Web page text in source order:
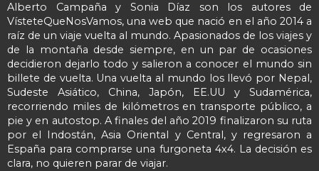
Alberto Campaña y Sonia Díaz son los autores de
VísteteQueNosVamos, una web que nació en el año 2014 a
raíz de un viaje vuelta al mundo. Apasionados de los viajes y
de la montaña desde siempre, en un par de ocasiones
decidieron dejarlo todo y salieron a conocer el mundo sin
billete de vuelta. Una vuelta al mundo los llevó por Nepal,
Sudeste Asiático, China, Japón, EE.UU y Sudamérica,
recorriendo miles de kilómetros en transporte público, a
pie y en autostop. A finales del año 2019 finalizaron su ruta
por el Indostán, Asia Oriental y Central, y regresaron a
España para comprarse una furgoneta 4x4. La decisión es
clara, no quieren parar de viajar.